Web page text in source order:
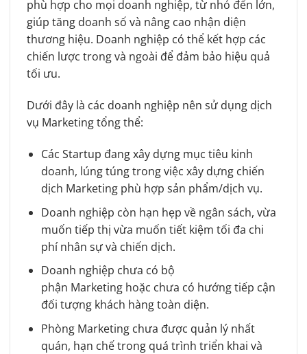
phù hợp cho mọi doanh nghiệp, từ nhỏ đến lớn,
giúp tăng doanh số và nâng cao nhận diện
thương hiệu. Doanh nghiệp có thể kết hợp các
chiến lược trong và ngoài để đảm bảo hiệu quả
tối ưu.
Dưới đây là các doanh nghiệp nên sử dụng dịch
vụ Marketing tổng thể:
Các Startup đang xây dựng mục tiêu kinh
doanh, lúng túng trong việc xây dựng chiến
dịch Marketing phù hợp sản phẩm/dịch vụ.
Doanh nghiệp còn hạn hẹp về ngân sách, vừa
muốn tiếp thị vừa muốn tiết kiệm tối đa chi
phí nhân sự và chiến dịch.
Doanh nghiệp chưa có bộ
phận Marketing hoặc chưa có hướng tiếp cận
đối tượng khách hàng toàn diện.
Phòng Marketing chưa được quản lý nhất
quán, hạn chế trong quá trình triển khai và